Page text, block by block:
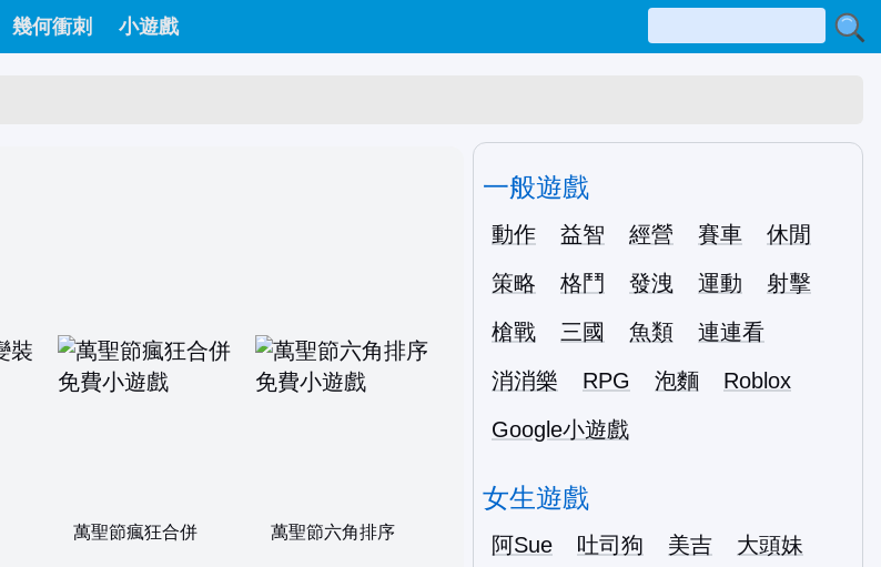
幾何衝刺 小遊戲
萬聖節瘋狂合併 萬聖節六角排序
一般遊戲
動作 益智 經營 賽車
休閒
策略
格鬥 發洩 運動
射擊
槍戰
三國 魚類
連連看
消消樂
RPG 泡麵
Roblox
Google小遊戲
女生遊戲
阿Sue 吐司狗 美吉
大頭妹